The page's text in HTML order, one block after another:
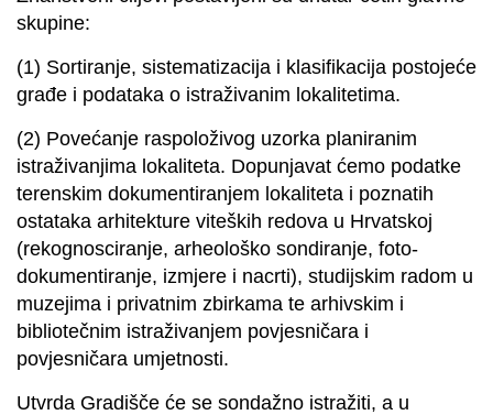
skupine:
(1) Sortiranje, sistematizacija i klasifikacija postojeće
građe i podataka o istraživanim lokalitetima.
(2) Povećanje raspoloživog uzorka planiranim
istraživanjima lokaliteta. Dopunjavat ćemo podatke
terenskim dokumentiranjem lokaliteta i poznatih
ostataka arhitekture viteških redova u Hrvatskoj
(rekognosciranje, arheološko sondiranje, foto-
dokumentiranje, izmjere i nacrti), studijskim radom u
muzejima i privatnim zbirkama te arhivskim i
bibliotečnim istraživanjem povjesničara i
povjesničara umjetnosti.
Utvrda Gradišče će se sondažno istražiti, a u